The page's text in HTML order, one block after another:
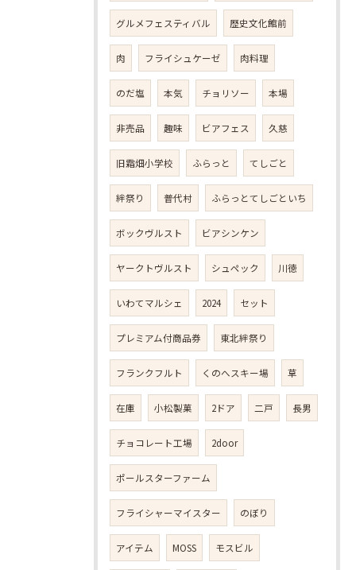
グルメフェスティバル 歴史文化館前
肉 フライシュケーゼ 肉料理
のだ塩 本気 チョリソー 本場
非売品 趣味 ビアフェス 久慈
旧霜畑小学校 ふらっと てしごと
絆祭り 普代村 ふらっとてしごといち
ボックヴルスト ビアシンケン
ヤークトヴルスト シュペック 川徳
いわてマルシェ 2024 セット
プレミアム付商品券 東北絆祭り
フランクフルト くのへスキー場 草
在庫 小松製菓 2ドア 二戸 長男
チョコレート工場 2door
ポールスターファーム
フライシャーマイスター のぼり
アイテム MOSS モスビル